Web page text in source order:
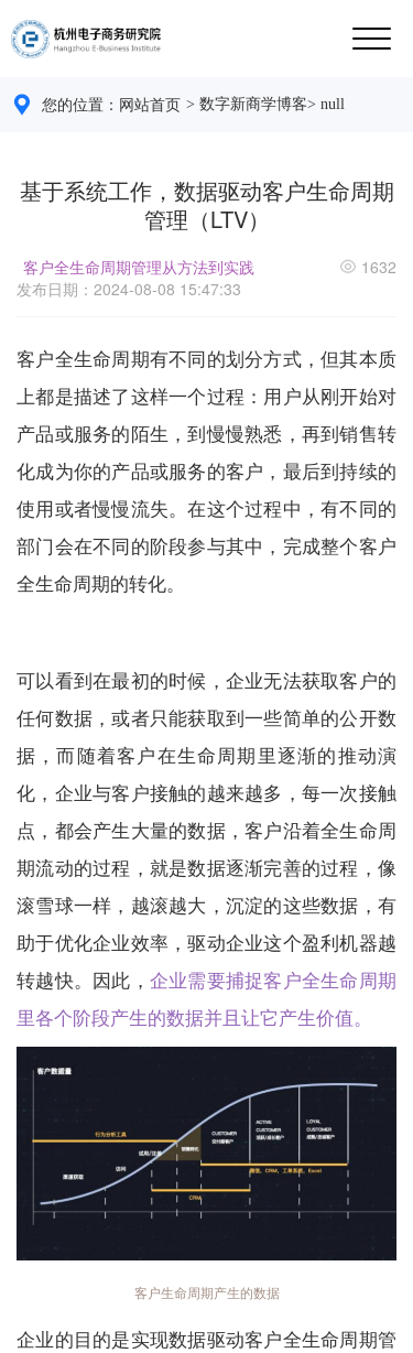
您的位置： 网站首页 > 数字新商学博客> null
基于系统工作，数据驱动客户生命周期
管理（LTV）
客户全生命周期管理从方法到实践
发布日期：2024-08-08 15:47:33
1632
客户全生命周期有不同的划分方式，但其本质
上都是描述了这样一个过程：用户从刚开始对
产品或服务的陌生，到慢慢熟悉，再到销售转
化成为你的产品或服务的客户，最后到持续的
使用或者慢慢流失。在这个过程中，有不同的
部门会在不同的阶段参与其中，完成整个客户
全生命周期的转化。
可以看到在最初的时候，企业无法获取客户的
任何数据，或者只能获取到一些简单的公开数
据，而随着客户在生命周期里逐渐的推动演
化，企业与客户接触的越来越多，每一次接触
点，都会产生大量的数据，客户沿着全生命周
期流动的过程，就是数据逐渐完善的过程，像
滚雪球一样，越滚越大，沉淀的这些数据，有
助于优化企业效率，驱动企业这个盈利机器越
转越快。因此， 企业需要捕捉客户全生命周期
里各个阶段产生的数据并且让它产生价值。
客户生命周期产生的数据
企业的目的是实现数据驱动客户全生命周期管